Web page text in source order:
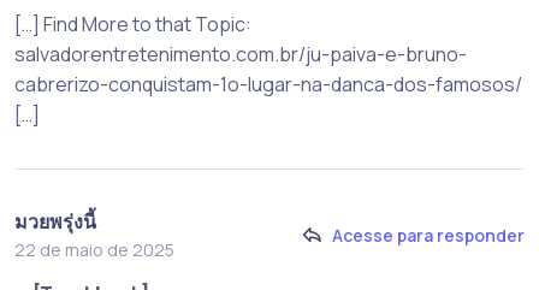
[…] Find More to that Topic:
salvadorentretenimento.com.br/ju-paiva-e-bruno-
cabrerizo-conquistam-1o-lugar-na-danca-dos-famosos/
[…]
มวยพรุ่งนี้
22 de maio de 2025
Acesse para responder